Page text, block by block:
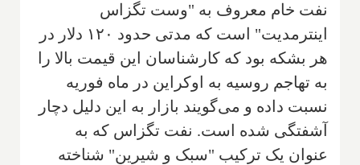
نفت خام معروف به "وست تگزاس
اینترمدیت" است که مدتی حدود ۱۲۰ دلار در
هر بشکه بود که کارشناسان این قیمت بالا را
به تهاجم روسیه به اوکراین در ماه فوریه
نسبت داده و می‌گویند بازار به این دلیل دچار
آشفتگی شده است. نفت تگزاس که به
عنوان یک ترکیب "سبک و شیرین" شناخته